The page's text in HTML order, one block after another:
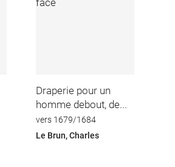
Draperie pour un
homme debout, de...
vers 1679/1684
Le Brun, Charles